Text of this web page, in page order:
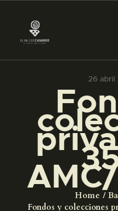
26 abril
Home
Fondos y colecciones
█
EL MUSEO